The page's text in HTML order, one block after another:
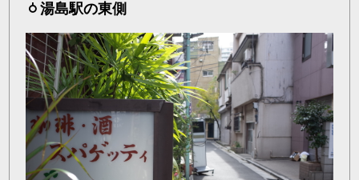
湯島駅の東側